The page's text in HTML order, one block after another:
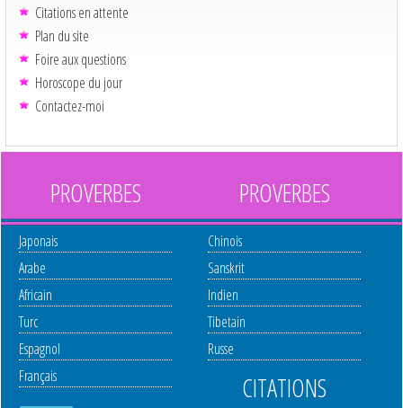
Citations en attente
Plan du site
Foire aux questions
Horoscope du jour
Contactez-moi
PROVERBES
Japonais
Arabe
Africain
Turc
Espagnol
Français
PROVERBES
Chinois
Sanskrit
Indien
Tibetain
Russe
CITATIONS